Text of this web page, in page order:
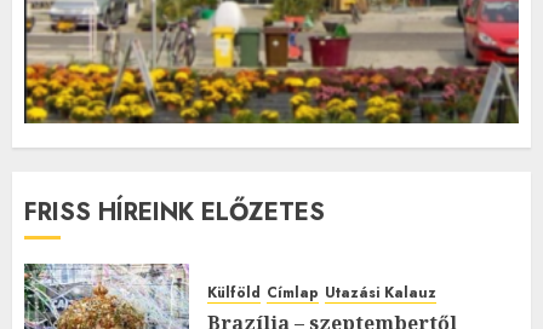
FRISS HÍREINK ELŐZETES
Külföld Címlap Utazási Kalauz
Brazília – szeptembertől